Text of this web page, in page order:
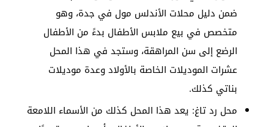
ضمن دليل محلات الأندلس مول في جدة، وهو
متخصص في بيع ملابس الأطفال بدءً من الأطفال
الرضع إلى سن المراهقة، وستجد في هذا المحل
عشرات الموديلات الخاصة بالأولاد وعدة موديلات
بناتي كذلك.
محل رد تاغ: يعد هذا المحل كذلك من الأسماء اللامعة